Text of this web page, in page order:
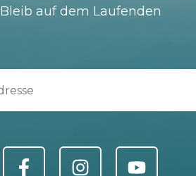
Bleib auf dem Laufenden